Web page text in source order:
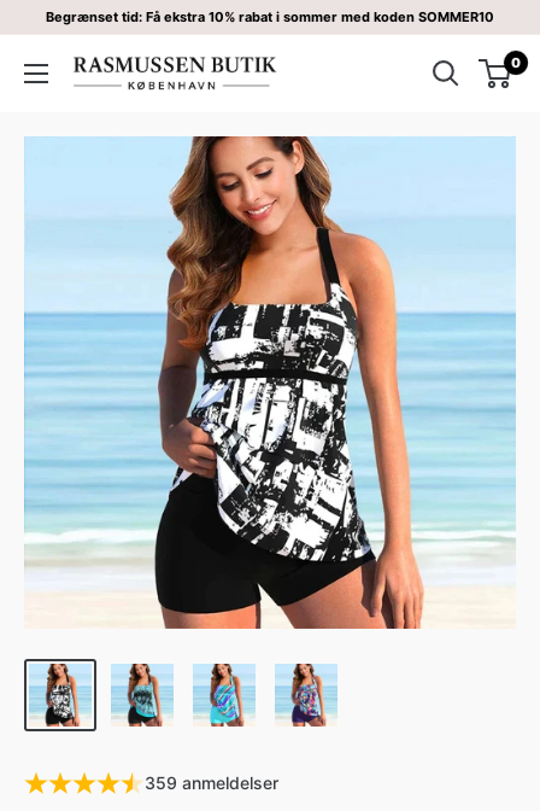
Begrænset tid: Få ekstra 10% rabat i sommer med koden SOMMER10
0
359 anmeldelser